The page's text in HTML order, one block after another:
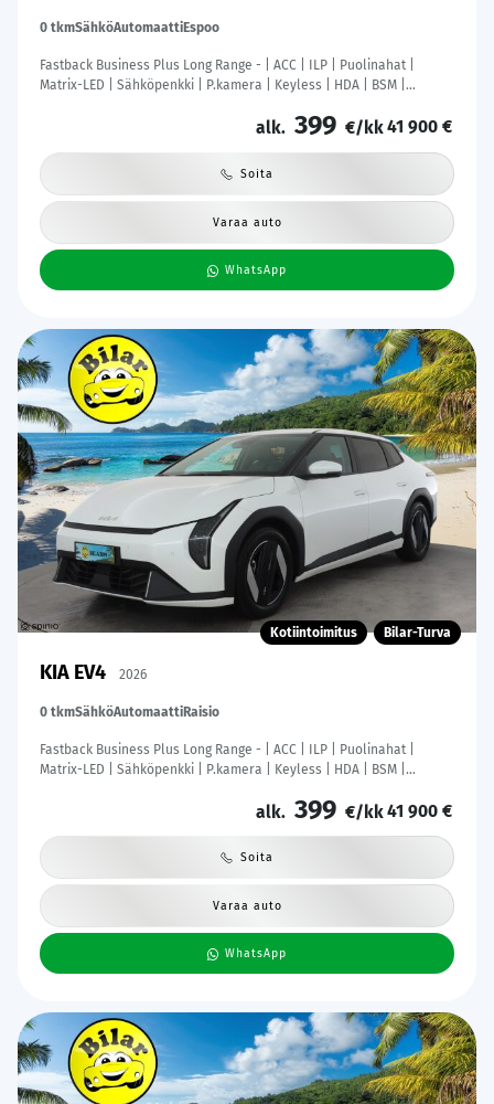
0 tkmSähköAutomaattiEspoo
Fastback Business Plus Long Range - | ACC | ILP | Puolinahat |
Matrix-LED | Sähköpenkki | P.kamera | Keyless | HDA | BSM |
alk. 399 €/kk41 900 €
Soita
Varaa auto
WhatsApp
Kotiintoimitus Bilar-Turva
KIA EV4 2026
0 tkmSähköAutomaattiRaisio
Fastback Business Plus Long Range - | ACC | ILP | Puolinahat |
Matrix-LED | Sähköpenkki | P.kamera | Keyless | HDA | BSM |
alk. 399 €/kk41 900 €
Soita
Varaa auto
WhatsApp